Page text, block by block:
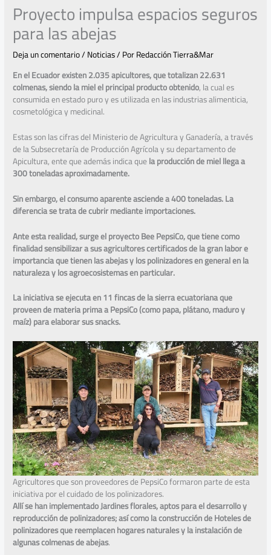
Proyecto impulsa espacios seguros
para las abejas
Deja un comentario/Noticias/ PorRedacción Tierra&Mar
En el Ecuador existen 2.035 apicultores, que totalizan 22.631
colmenas, siendo la miel el principal producto obtenido, la cual es
consumida en estado puro y es utilizada en las industrias alimenticia,
cosmetológica y medicinal.
Estas son las cifras del Ministerio de Agricultura y Ganadería, a través
de la Subsecretaría de Producción Agrícola y su departamento de
Apicultura, ente que además indica quela producción de miel llega a
300 toneladas aproximadamente.
Sin embargo, el consumo aparente asciende a 400 toneladas. La
diferencia se trata de cubrir mediante importaciones.
Ante esta realidad, surge el proyecto Bee PepsiCo, que tiene como
finalidad sensibilizar a sus agricultores certificados de la gran labor e
importancia que tienen las abejas y los polinizadores en general en la
naturaleza y los agroecosistemas en particular.
La iniciativa se ejecuta en 11 fincas de la sierra ecuatoriana que
proveen de materia prima a PepsiCo (como papa, plátano, maduro y
maíz) para elaborar sus snacks.
Agricultores que son proveedores de PepsiCo formaron parte de esta
iniciativa por el cuidado de los polinizadores.
Allí se han implementado Jardines florales, aptos para el desarrollo y
reproducción de polinizadores; así como la construcción de Hoteles de
polinizadores que reemplacen hogares naturales y la instalación de
algunas colmenas de abejas.